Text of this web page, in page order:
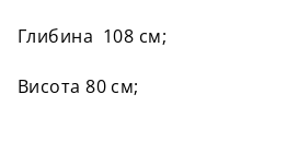
Глибина 108 см;
Висота 80 см;